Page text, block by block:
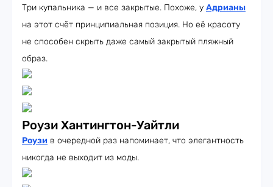
Три купальника — и все закрытые. Похоже, у Адрианы
на этот счёт принципиальная позиция. Но её красоту
не способен скрыть даже самый закрытый пляжный
образ.
Роузи Хантингтон-Уайтли
Роузи в очередной раз напоминает, что элегантность
никогда не выходит из моды.